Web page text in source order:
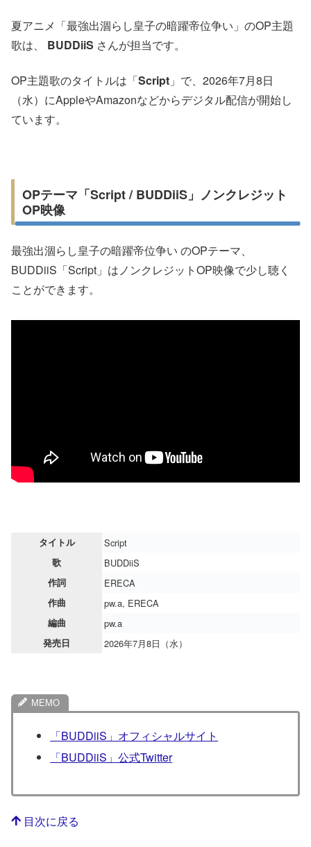
夏アニメ「最強出涸らし皇子の暗躍帝位争い」のOP主題
歌は、 BUDDiiS さんが担当です。
OP主題歌のタイトルは「Script 」で、2026年7月8日
（水）にAppleやAmazonなどからデジタル配信が開始し
ています。
OPテーマ「Script / BUDDiiS」ノンクレジット
OP映像
最強出涸らし皇子の暗躍帝位争い のOPテーマ、
BUDDiiS「Script」はノンクレジットOP映像で少し聴く
ことができます。
タイトル Script
歌 BUDDiiS
作詞 ERECA
作曲 pw.a, ERECA
編曲 pw.a
発売日 2026年7月8日（水）
「BUDDiiS」オフィシャルサイト
「BUDDiiS」公式Twitter
目次に戻る